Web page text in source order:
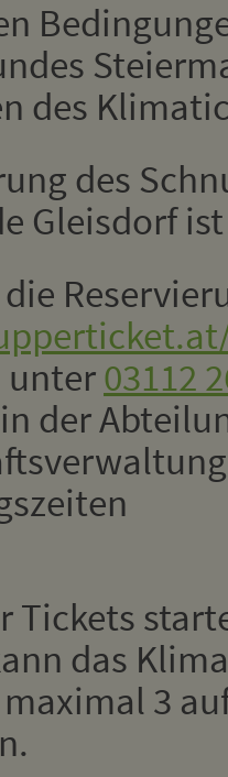
des
des
Gleisdorf
unter03112
der
Tickets
das
3